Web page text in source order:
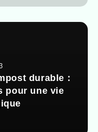
durable :
pour une vie